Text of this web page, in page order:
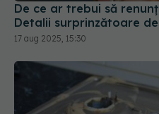
De ce ar trebui să
Detalii surprinzătoare
17 aug 2025, 15:30